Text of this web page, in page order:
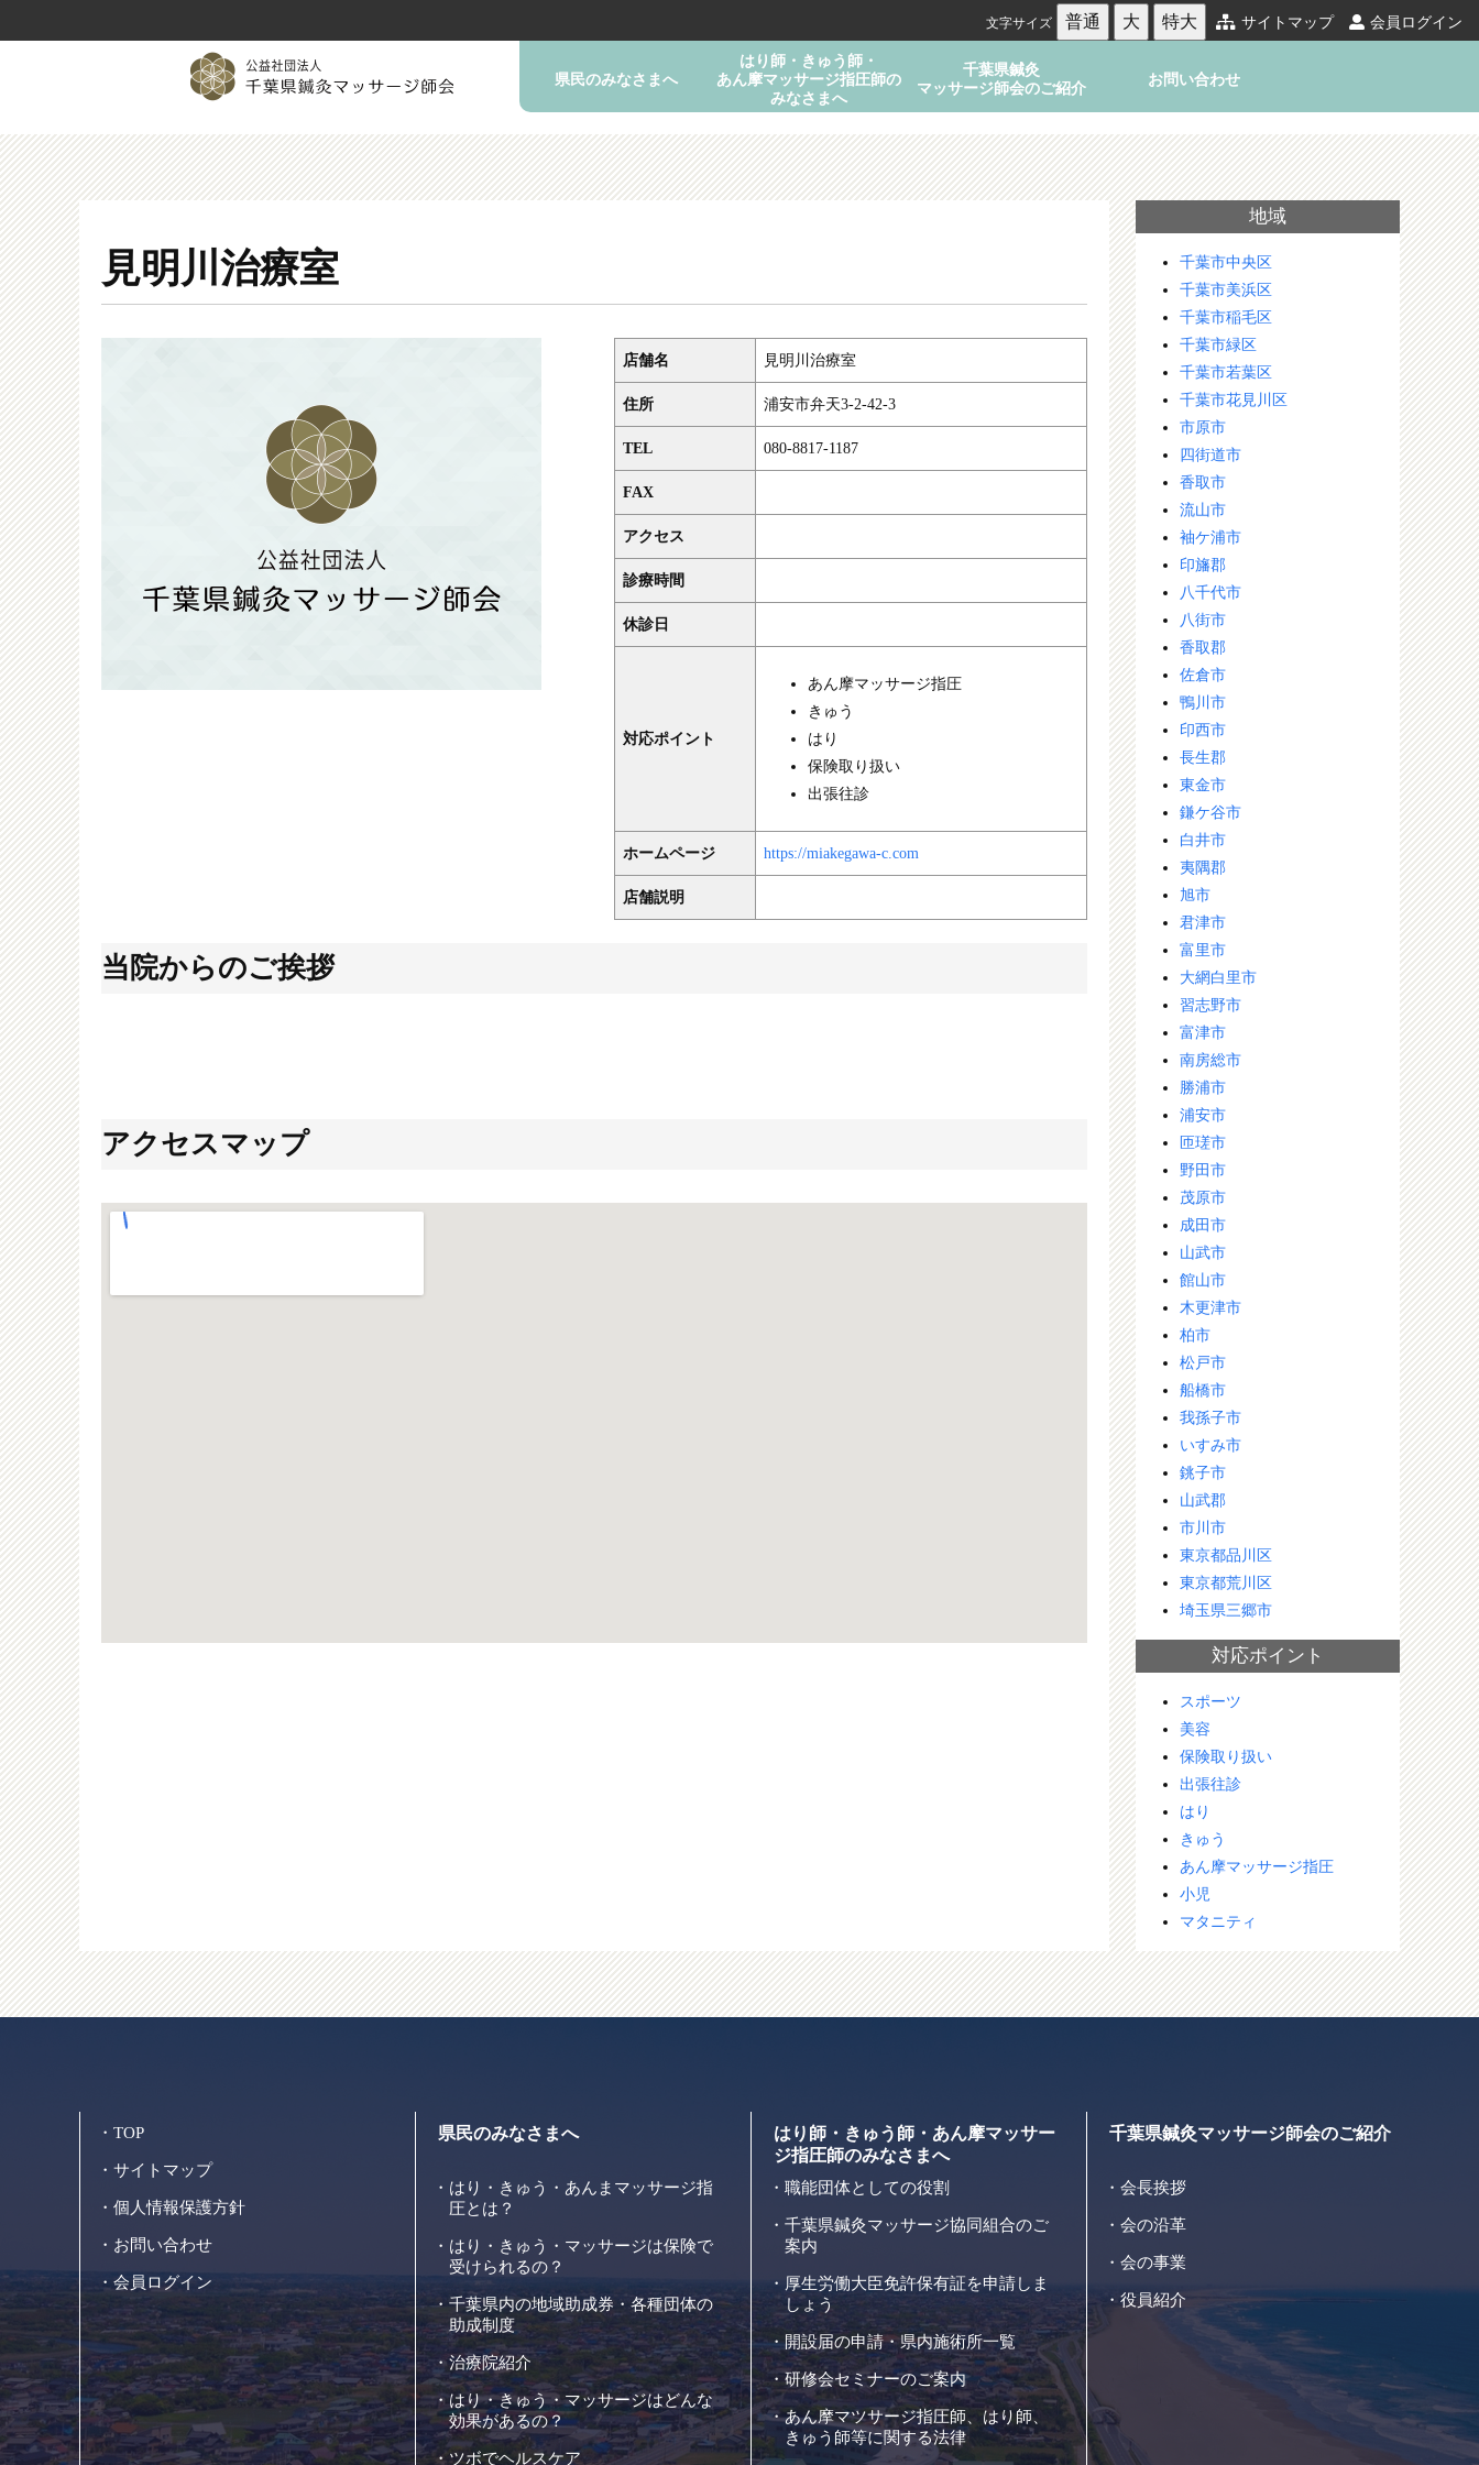
文字サイズ 普通 大 特大 サイトマップ 会員ログイン
県民のみなさまへ
はり師・きゅう師・
あん摩マッサージ指圧師の
みなさまへ
千葉県鍼灸
マッサージ師会のご紹介
お問い合わせ
見明川治療室
店舗名 見明川治療室
住所 浦安市弁天3-2-42-3
TEL 080-8817-1187
FAX
アクセス
診療時間
休診日
対応ポイント
あん摩マッサージ指圧
きゅう
はり
保険取り扱い
出張往診
ホームページ https://miakegawa-c.com
店舗説明
当院からのご挨拶
アクセスマップ
地域
千葉市中央区
千葉市美浜区
千葉市稲毛区
千葉市緑区
千葉市若葉区
千葉市花見川区
市原市
四街道市
香取市
流山市
袖ケ浦市
印旛郡
八千代市
八街市
香取郡
佐倉市
鴨川市
印西市
長生郡
東金市
鎌ケ谷市
白井市
夷隅郡
旭市
君津市
富里市
大網白里市
習志野市
富津市
南房総市
勝浦市
浦安市
匝瑳市
野田市
茂原市
成田市
山武市
館山市
木更津市
柏市
松戸市
船橋市
我孫子市
いすみ市
銚子市
山武郡
市川市
東京都品川区
東京都荒川区
埼玉県三郷市
対応ポイント
スポーツ
美容
保険取り扱い
出張往診
はり
きゅう
あん摩マッサージ指圧
小児
マタニティ
TOP
サイトマップ
個人情報保護方針
お問い合わせ
会員ログイン
県民のみなさまへ
はり・きゅう・あんまマッサージ指
圧とは？
はり・きゅう・マッサージは保険で
受けられるの？
千葉県内の地域助成券・各種団体の
助成制度
治療院紹介
はり・きゅう・マッサージはどんな
効果があるの？
ツボでヘルスケア
はり師・きゅう師・あん摩マッサー
ジ指圧師のみなさまへ
職能団体としての役割
千葉県鍼灸マッサージ協同組合のご
案内
厚生労働大臣免許保有証を申請しま
しょう
開設届の申請・県内施術所一覧
研修会セミナーのご案内
あん摩マツサージ指圧師、はり師、
きゅう師等に関する法律
千葉県鍼灸マッサージ師会のご紹介
会長挨拶
会の沿革
会の事業
役員紹介